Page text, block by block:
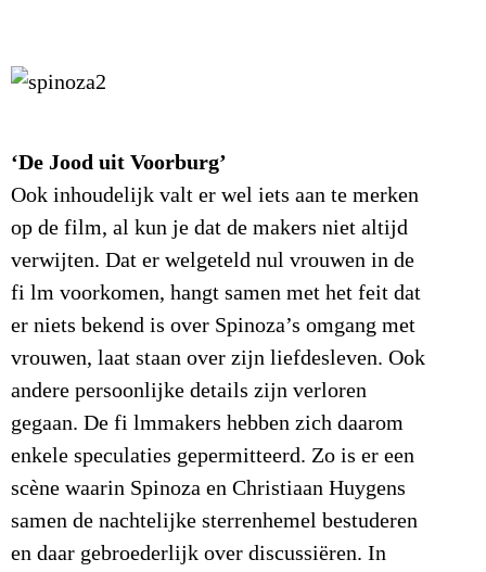
‘De Jood uit Voorburg’
Ook inhoudelijk valt er wel iets aan te merken
op de film, al kun je dat de makers niet altijd
verwijten. Dat er welgeteld nul vrouwen in de
fi lm voorkomen, hangt samen met het feit dat
er niets bekend is over Spinoza’s omgang met
vrouwen, laat staan over zijn liefdesleven. Ook
andere persoonlijke details zijn verloren
gegaan. De fi lmmakers hebben zich daarom
enkele speculaties gepermitteerd. Zo is er een
scène waarin Spinoza en Christiaan Huygens
samen de nachtelijke sterrenhemel bestuderen
en daar gebroederlijk over discussiëren. In